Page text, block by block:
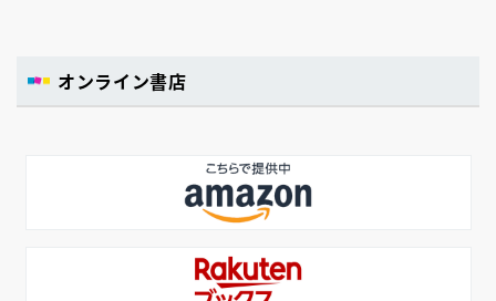
オンライン書店